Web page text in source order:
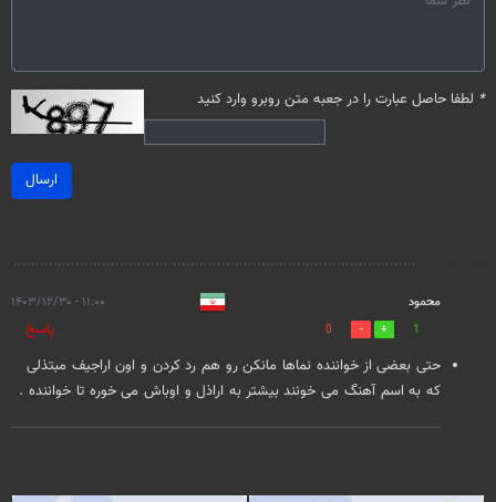
* لطفا حاصل عبارت را در جعبه متن روبرو وارد کنید
ارسال
محمود ۱۱:۰۰ - ۱۴۰۳/۱۲/۳۰
1
0
پاسخ
حتی بعضی از خواننده نماها مانکن رو هم رد کردن و اون اراجیف مبتذلی
که به اسم آهنگ می خونند بیشتر به اراذل و اوباش می خوره تا خواننده .